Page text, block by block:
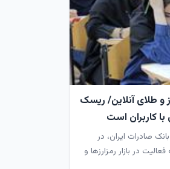
و طلای آنلاین/ ریسک
با کاربران است
صادرات ایران، در
در بازار رمزارزها و